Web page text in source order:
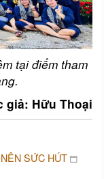
tại điểm tham
giả: Hữu Thoại
SỨC HÚT